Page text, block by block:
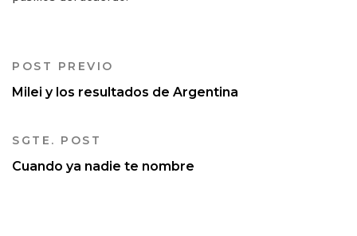
POST PREVIO
Milei y los resultados de Argentina
SGTE. POST
Cuando ya nadie te nombre